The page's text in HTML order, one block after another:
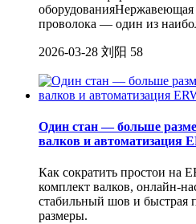
оборудованияНержавеющая
проволока — один из
2026-03-28 刘阳 58
Один стан — больше
валков и автоматизация
Как сократить простои на
комплект валков, онлайн-
стабильный шов и быстрая
размеры.